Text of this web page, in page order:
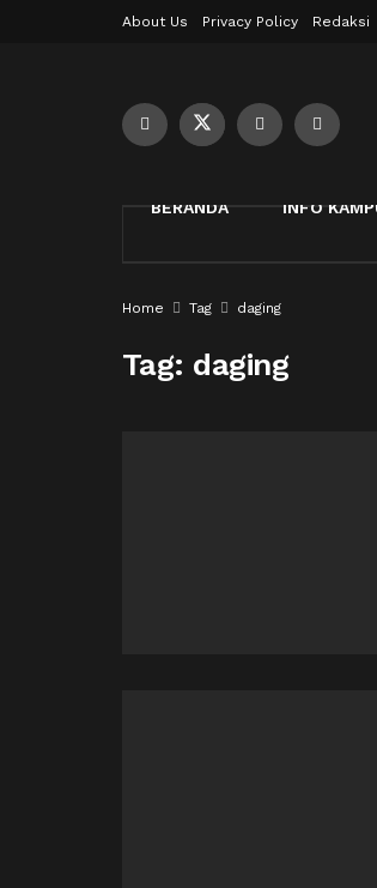
About Us Privacy Policy Redaksi
BERANDA INFO
Home Tag daging
Tag: daging